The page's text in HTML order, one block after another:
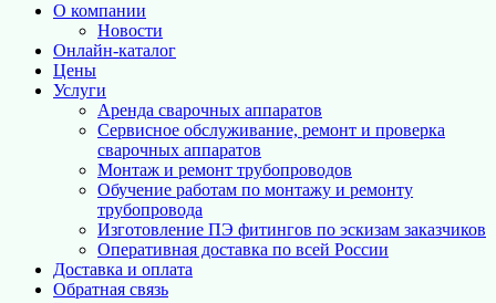
О компании
Новости
Онлайн-каталог
Цены
Услуги
Аренда сварочных аппаратов
Сервисное обслуживание, ремонт и проверка
сварочных аппаратов
Монтаж и ремонт трубопроводов
Обучение работам по монтажу и ремонту
трубопровода
Изготовление ПЭ фитингов по эскизам заказчиков
Оперативная доставка по всей России
Доставка и оплата
Обратная связь